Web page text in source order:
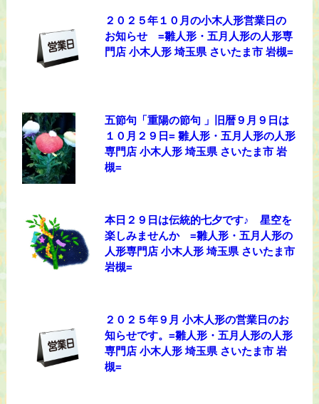
２０２５年１０月の小木人形営業日の
お知らせ =雛人形・五月人形の人形専
門店 小木人形 埼玉県 さいたま市 岩槻=
五節句「重陽の節句 」旧暦９月９日は
１０月２９日= 雛人形・五月人形の人形
専門店 小木人形 埼玉県 さいたま市 岩
槻=
本日２９日は伝統的七夕です♪ 星空を
楽しみませんか =雛人形・五月人形の
人形専門店 小木人形 埼玉県 さいたま市
岩槻=
２０２５年９月 小木人形の営業日のお
知らせです。=雛人形・五月人形の人形
専門店 小木人形 埼玉県 さいたま市 岩
槻=